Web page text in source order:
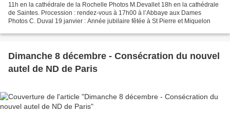
11h en la cathédrale de la Rochelle Photos M.Devallet 18h en la cathédrale
de Saintes. Procession : rendez-vous à 17h00 à l’Abbaye aux Dames
Photos C. Duval 19 janvier : Année jubilaire fêtée à St Pierre et Miquelon
Dimanche 8 décembre - Consécration du nouvel
autel de ND de Paris